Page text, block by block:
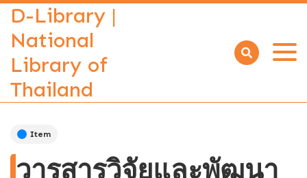
D-Library |
National
Library of
Thailand
Open
Item
วารสารวิจัยและพัฒนา